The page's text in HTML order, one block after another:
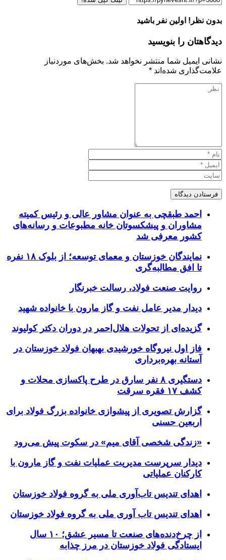
بدون نظر! اولین نفر باشید
دیدگاهتان را بنویسید
نشانی ایمیل شما منتشر نخواهد شد. بخش‌های موردنیاز
علامت‌گذاری شده‌اند *
احمد طبقچی به عنوان مشاور عالی و رئیس کمیته
مشاوران و پیشکسوتان خانه مطبوعات و رسانه‌های
کشور معرفی شد
نمایندگان خوزستان و معمای توسعه؛ از بلوک ۱۸ نفره
تا افق مطالبه‌گری
روایت صنعت فولاد،‌ رسالت خبرنگار
دیدار مدیر عامل نفت و گاز مارون با خانواده شهید
گزیده‌ای از تحولات هلال‌احمر در دوران دکتر کولیوند
فاز اول نیروگاه خورشیدی بهبهان فولاد خوزستان در
آستانه بهره‌برداری
دستگیری ۸ نفر سارق در طرح پاکسازی محلات و
کشف ۱۷ فقره سرقت
گزارش تصویری از پیشوازی خانواده بزرگ فولاد برای
اربعین حسنی
«زندگی شخصی آقای میم» در سکوت پیش می‌رود
دیدار سرپرست مدیریت عملیات نفت و گاز مارون با
کارکنان عملیاتی
اهدای تندیس تاب‌آوری ملی به گروه فولاد خوزستان
اهدای تندیس تاب آوری ملی به گروه فولاد خوزستان
از چرخ‌دنده‌های صنعت تا مسیر عشق؛ ۱۰ سال
ایستادگی فولاد خوزستان در مرز چذابه